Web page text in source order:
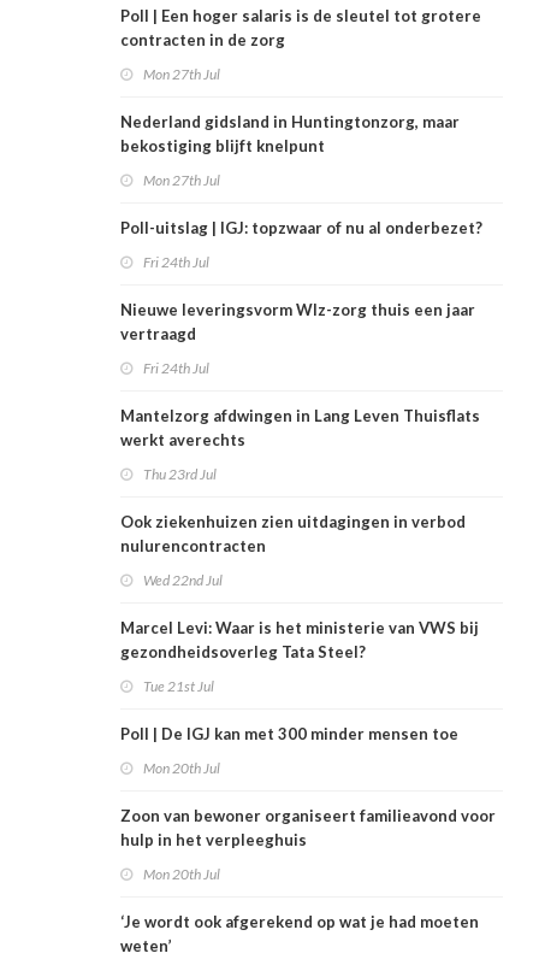
Poll | Een hoger salaris is de sleutel tot grotere
contracten in de zorg
Mon 27th Jul
Nederland gidsland in Huntingtonzorg, maar
bekostiging blijft knelpunt
Mon 27th Jul
Poll-uitslag | IGJ: topzwaar of nu al onderbezet?
Fri 24th Jul
Nieuwe leveringsvorm Wlz-zorg thuis een jaar
vertraagd
Fri 24th Jul
Mantelzorg afdwingen in Lang Leven Thuisflats
werkt averechts
Thu 23rd Jul
Ook ziekenhuizen zien uitdagingen in verbod
nulurencontracten
Wed 22nd Jul
Marcel Levi: Waar is het ministerie van VWS bij
gezondheidsoverleg Tata Steel?
Tue 21st Jul
Poll | De IGJ kan met 300 minder mensen toe
Mon 20th Jul
Zoon van bewoner organiseert familieavond voor
hulp in het verpleeghuis
Mon 20th Jul
‘Je wordt ook afgerekend op wat je had moeten
weten’